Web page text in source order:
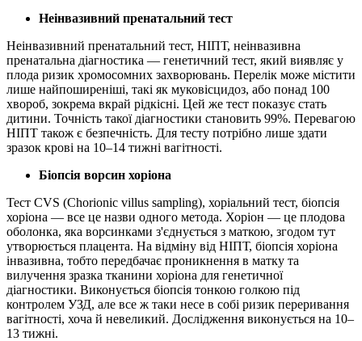
Неінвазивний пренатальний тест
Неінвазивний пренатальний тест, НІПТ, неінвазивна
пренатальна діагностика — генетичний тест, який виявляє у
плода ризик хромосомних захворювань. Перелік може містити
лише найпоширеніші, такі як муковісцидоз, або понад 100
хвороб, зокрема вкрай рідкісні. Цей же тест показує стать
дитини. Точність такої діагностики становить 99%. Перевагою
НІПТ також є безпечність. Для тесту потрібно лише здати
зразок крові на 10–14 тижні вагітності.
Біопсія ворсин хоріона
Тест CVS (Chorionic villus sampling), хоріальний тест, біопсія
хоріона — все це назви одного метода. Хоріон — це плодова
оболонка, яка ворсинками з'єднується з маткою, згодом тут
утворюється плацента. На відміну від НІПТ, біопсія хоріона
інвазивна, тобто передбачає проникнення в матку та
вилучення зразка тканини хоріона для генетичної
діагностики. Виконується біопсія тонкою голкою під
контролем УЗД, але все ж таки несе в собі ризик переривання
вагітності, хоча й невеликий. Дослідження виконується на 10–
13 тижні.